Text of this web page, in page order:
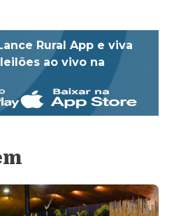
Rural App e viva
ao vivo na